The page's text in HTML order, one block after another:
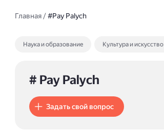
Главная/#Pay Palych
Наука и образование Культура и искусство
# Pay Palych
Задать свой вопрос